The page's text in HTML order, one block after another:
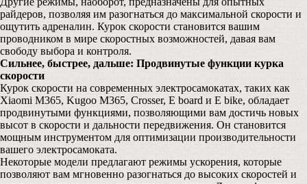
райдеров, позволяя им разогнаться до максимальной скорости и
ощутить адреналин. Курок скорости становится вашим
проводником в мире скоростных возможностей, давая вам
свободу выбора и контроля.
Сильнее, быстрее, дальше: Продвинутые функции курка
скорости
Курок скорости на современных электросамокатах, таких как
Xiaomi M365, Kugoo M365, Crosser, E board и E bike, обладает
продвинутыми функциями, позволяющими вам достичь новых
высот в скорости и дальности передвижения. Он становится
мощным инструментом для оптимизации производительности
вашего электросамоката.
Некоторые модели предлагают режимы ускорения, которые
позволяют вам мгновенно разогнаться до высоких скоростей и